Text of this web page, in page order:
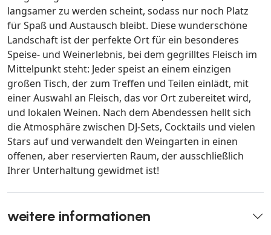
langsamer zu werden scheint, sodass nur noch Platz
für Spaß und Austausch bleibt. Diese wunderschöne
Landschaft ist der perfekte Ort für ein besonderes
Speise- und Weinerlebnis, bei dem gegrilltes Fleisch im
Mittelpunkt steht: Jeder speist an einem einzigen
großen Tisch, der zum Treffen und Teilen einlädt, mit
einer Auswahl an Fleisch, das vor Ort zubereitet wird,
und lokalen Weinen. Nach dem Abendessen hellt sich
die Atmosphäre zwischen DJ-Sets, Cocktails und vielen
Stars auf und verwandelt den Weingarten in einen
offenen, aber reservierten Raum, der ausschließlich
Ihrer Unterhaltung gewidmet ist!
weitere informationen